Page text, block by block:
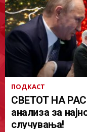
ПОДКАСТ
СВЕТОТ НА
анализа за
случувања!